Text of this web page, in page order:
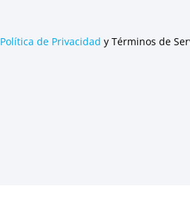
Política de Privacidad y Términos de